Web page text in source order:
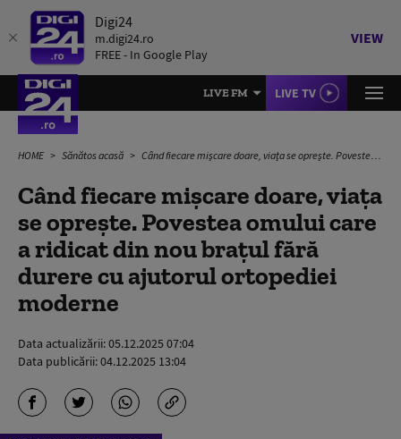
Digi24
m.digi24.ro
FREE - In Google Play
VIEW
LIVE FM LIVE TV
HOME Sănătos acasă Când fiecare mișcare doare, viața se oprește. Povestea omului care a ridicat din nou brațul fără durere cu ajutorul ortopediei moderne
Când fiecare mișcare doare, viața
se oprește. Povestea omului care
a ridicat din nou brațul fără
durere cu ajutorul ortopediei
moderne
Data actualizării:05.12.2025 07:04
Data publicării:04.12.2025 13:04